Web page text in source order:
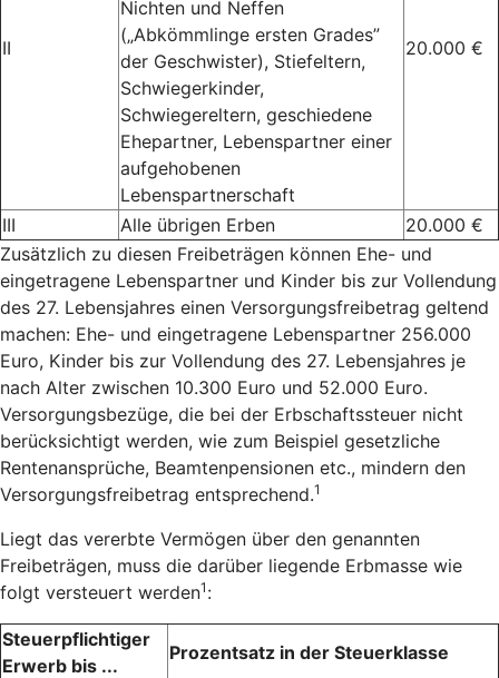
II
Nichten und Neffen
(„Abkömmlinge ersten Grades”
der Geschwister), Stiefeltern,
Schwiegerkinder,
Schwiegereltern, geschiedene
Ehepartner, Lebenspartner einer
aufgehobenen
Lebenspartnerschaft
20.000 €
III Alle übrigen Erben
20.000 €
Zusätzlich zu diesen Freibeträgen können Ehe- und
eingetragene Lebenspartner und Kinder bis zur Vollendung
des 27. Lebensjahres einen Versorgungsfreibetrag geltend
machen: Ehe- und eingetragene Lebenspartner 256.000
Euro, Kinder bis zur Vollendung des 27. Lebensjahres je
nach Alter zwischen 10.300 Euro und 52.000 Euro.
Versorgungsbezüge, die bei der Erbschaftssteuer nicht
berücksichtigt werden, wie zum Beispiel gesetzliche
Rentenansprüche, Beamtenpensionen etc., mindern den
Versorgungsfreibetrag entsprechend.1
Liegt das vererbte Vermögen über den genannten
Freibeträgen, muss die darüber liegende Erbmasse wie
folgt versteuert werden1 :
Steuerpflichtiger
Erwerb bis ...
Prozentsatz in der Steuerklasse